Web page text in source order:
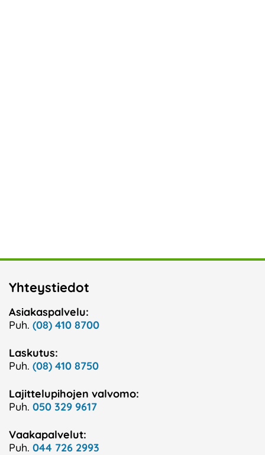
Yhteystiedot
Asiakaspalvelu:
Puh. (08) 410 8700
Laskutus:
Puh. (08) 410 8750
Lajittelupihojen valvomo:
Puh. 050 329 9617
Vaakapalvelut:
Puh. 044 726 2993